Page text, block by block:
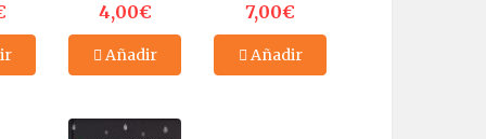
4,00€
Añadir
7,00€
Añadir